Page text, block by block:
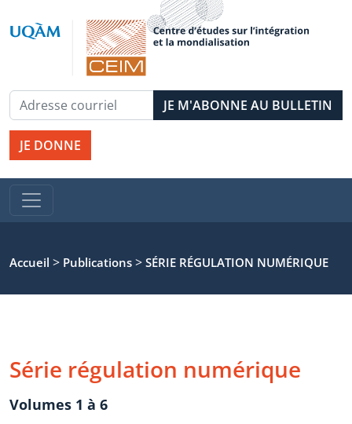
JE DONNE
Accueil > Publications > SÉRIE RÉGULATION NUMÉRIQUE
Série régulation numérique
Volumes 1 à 6